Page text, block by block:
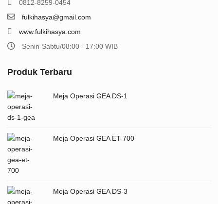
0812-8259-0454
fulkihasya@gmail.com
www.fulkihasya.com
Senin-Sabtu/08:00 - 17:00 WIB
Produk Terbaru
Meja Operasi GEA DS-1
Meja Operasi GEA ET-700
Meja Operasi GEA DS-3